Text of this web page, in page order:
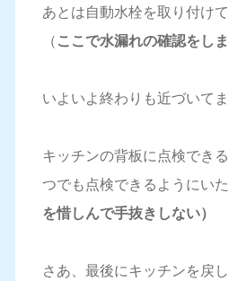
あとは自動水栓を取り付け
（ ここで水漏れの確認をしま
いよいよ終わりも近づいて
キッチンの背板に点検でき
つでも点検できるようにい
を惜しんで手抜きしない）
さあ、最後にキッチンを戻